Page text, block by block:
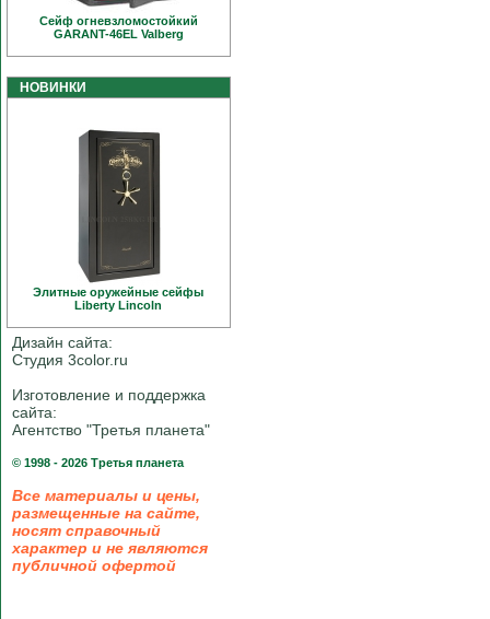
Сейф огневзломостойкий
GARANT-46EL Valberg
НОВИНКИ
Элитные оружейные сейфы
Liberty Linсoln
Дизайн сайта:
Студия 3color.ru
Изготовление и поддержка
сайта:
Агентство "Третья планета"
© 1998 - 2026 Третья планета
Все материалы и цены,
размещенные на сайте,
носят справочный
характер и не являются
публичной офертой